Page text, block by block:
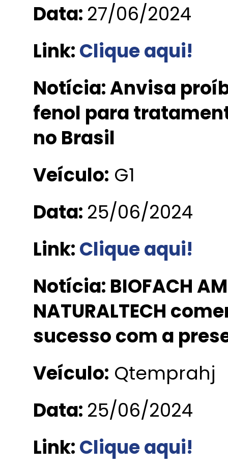
Data: 27/06/2024
Link:Clique aqui!
Notícia: Anvisa
fenol para
no Brasil
Veículo: G1
Data: 25/06/2024
Link:Clique aqui!
Notícia: BIOFACH
NATURALTECH
sucesso com a
Veículo: Qtemprahj
Data: 25/06/2024
Link:Clique aqui!